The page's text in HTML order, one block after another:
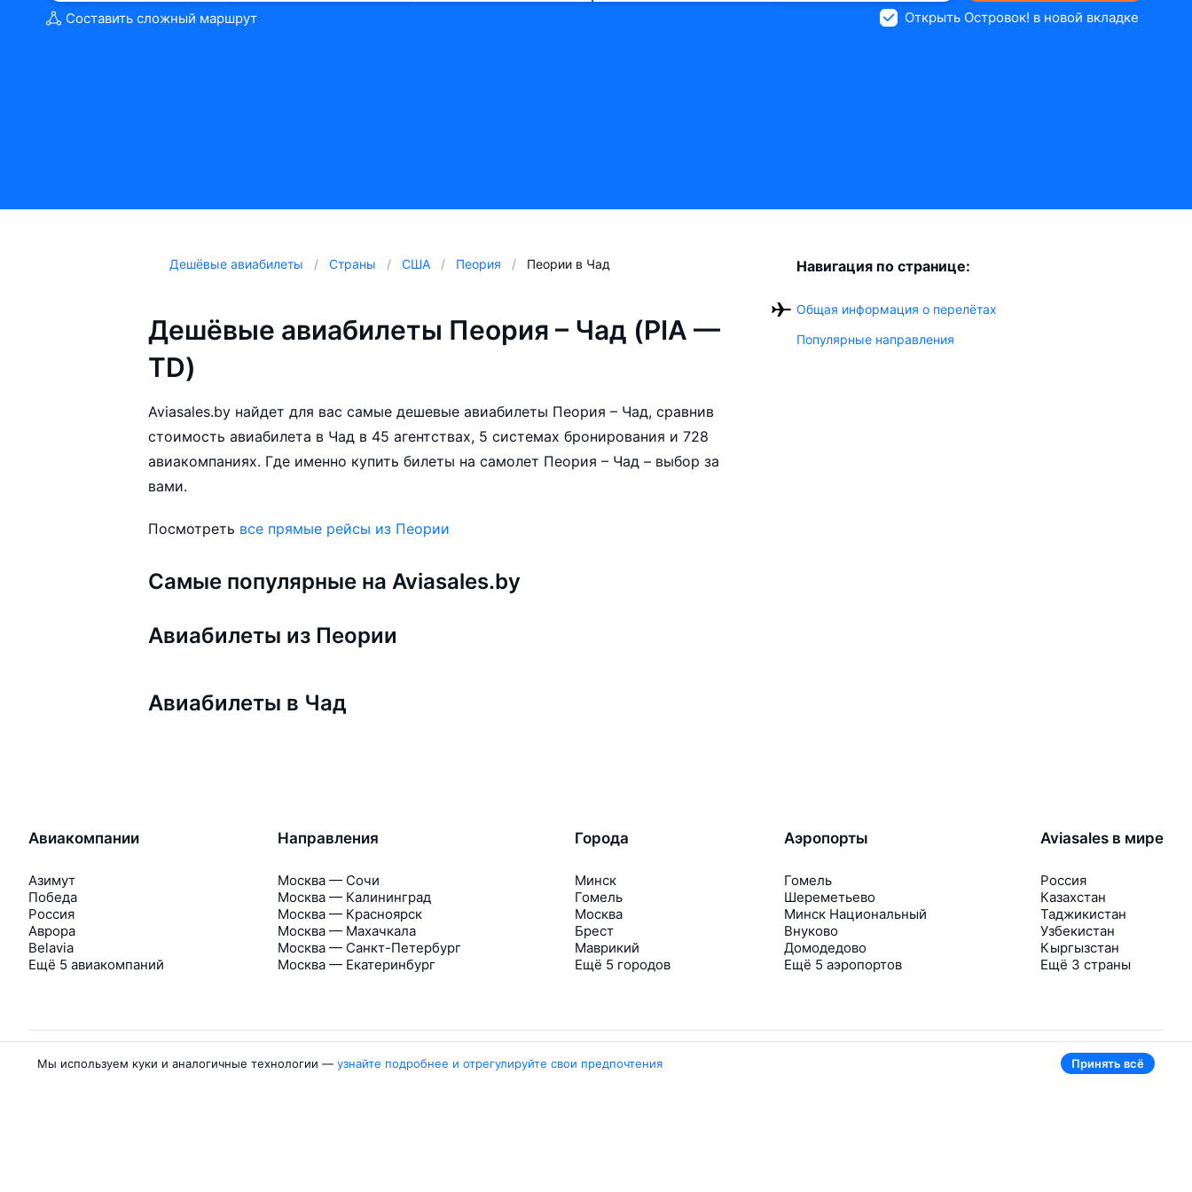
Составить сложный маршрут Открыть Островок! в новой вкладке
Дешёвые авиабилеты Страны США Пеория Пеории в Чад
Дешёвые авиабилеты Пеория – Чад (PIA —
TD)
Aviasales.by найдет для вас самые дешевые авиабилеты Пеория – Чад, сравнив
стоимость авиабилета в Чад в 45 агентствах, 5 системах бронирования и 728
авиакомпаниях. Где именно купить билеты на самолет Пеория – Чад – выбор за
вами.
Посмотреть все прямые рейсы из Пеории
Самые популярные на Aviasales.by
Авиабилеты из Пеории
Авиабилеты в Чад
Навигация по странице:
Общая информация о перелётах
Популярные направления
Авиакомпании
Азимут
Победа
Россия
Аврора
Belavia
Ещё 5 авиакомпаний
Направления
Москва — Сочи
Москва — Калининград
Москва — Красноярск
Москва — Махачкала
Москва — Санкт-Петербург
Москва — Екатеринбург
Города
Минск
Гомель
Москва
Брест
Маврикий
Ещё 5 городов
Аэропорты
Гомель
Шереметьево
Минск Национальный
Внуково
Домодедово
Ещё 5 аэропортов
Aviasales в мире
Россия
Казахстан
Таджикистан
Узбекистан
Кыргызстан
Ещё 3 страны
Мы используем куки и аналогичные технологии — узнайте подробнее и отрегулируйте свои предпочтения Принять всё